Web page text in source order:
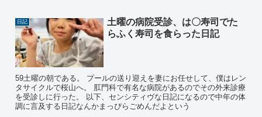
日記
土曜の病院受診、は〇寿司でた
らふく寿司を食らった日記
59土曜の朝である。 プールの送り迎えを妻にお任せして、僕はレン
タサイクルで桜山へ。 肛門科で有名な病院があるのでその外来診療
を受診しに行った。 以下、センシティヴな日記になるので中年の体
調に言及する日記なんかまっぴらごめんだよという